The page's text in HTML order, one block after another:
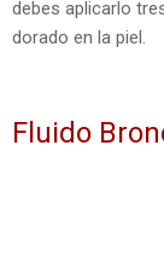
debes aplicarlo
dorado en la piel.
Fluido